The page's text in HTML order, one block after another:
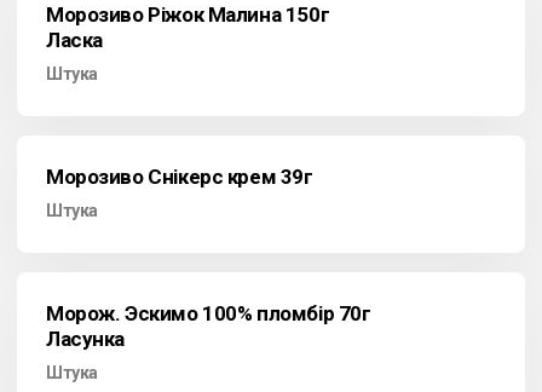
Морозиво Ріжок Малина 150г
Ласка
Штука
Морозиво Снікерс крем 39г
Штука
Морож. Эскимо 100% пломбір 70г
Ласунка
Штука